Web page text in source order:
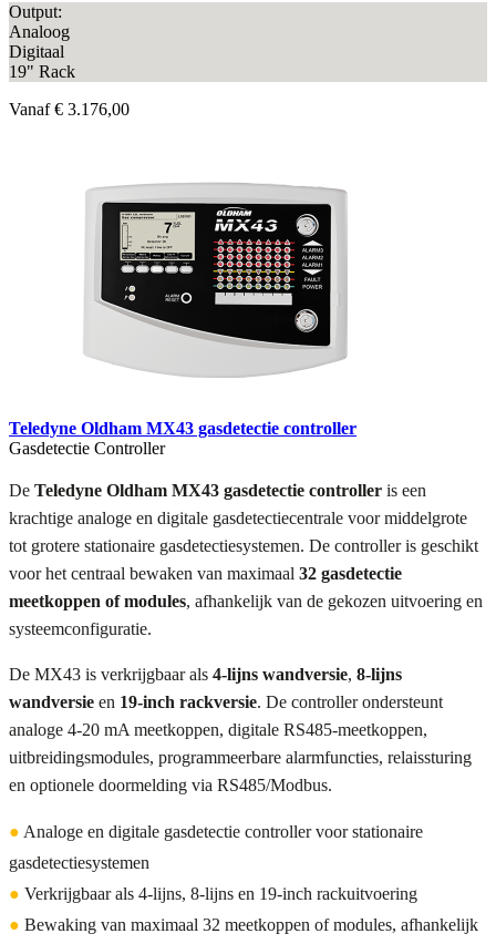
Output:
Analoog
Digitaal
19" Rack
Vanaf € 3.176,00
Teledyne Oldham MX43 gasdetectie controller
Gasdetectie Controller
De Teledyne Oldham MX43 gasdetectie controller is een
krachtige analoge en digitale gasdetectiecentrale voor middelgrote
tot grotere stationaire gasdetectiesystemen. De controller is geschikt
voor het centraal bewaken van maximaal 32 gasdetectie
meetkoppen of modules, afhankelijk van de gekozen uitvoering en
systeemconfiguratie.
De MX43 is verkrijgbaar als 4-lijns wandversie, 8-lijns
wandversie en 19-inch rackversie. De controller ondersteunt
analoge 4-20 mA meetkoppen, digitale RS485-meetkoppen,
uitbreidingsmodules, programmeerbare alarmfuncties, relaissturing
en optionele doormelding via RS485/Modbus.
● Analoge en digitale gasdetectie controller voor stationaire
gasdetectiesystemen
● Verkrijgbaar als 4-lijns, 8-lijns en 19-inch rackuitvoering
● Bewaking van maximaal 32 meetkoppen of modules, afhankelijk